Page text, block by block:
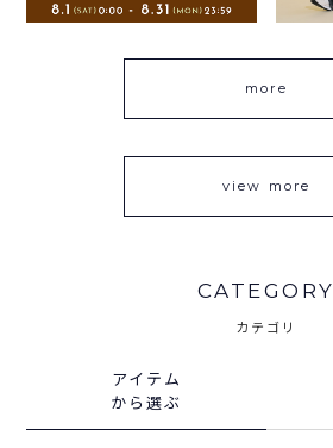
more
view more
CATEGORY
カテゴリ
アイテム
から選ぶ